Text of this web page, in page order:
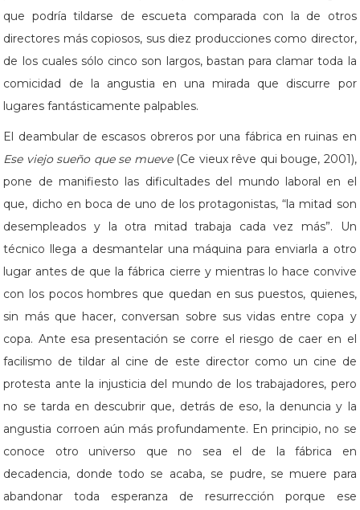
que podría tildarse de escueta comparada con la de otros
directores más copiosos, sus diez producciones como director,
de los cuales sólo cinco son largos, bastan para clamar toda la
comicidad de la angustia en una mirada que discurre por
lugares fantásticamente palpables.
El deambular de escasos obreros por una fábrica en ruinas en
Ese viejo sueño que se mueve (Ce vieux rêve qui bouge, 2001),
pone de manifiesto las dificultades del mundo laboral en el
que, dicho en boca de uno de los protagonistas, “la mitad son
desempleados y la otra mitad trabaja cada vez más”. Un
técnico llega a desmantelar una máquina para enviarla a otro
lugar antes de que la fábrica cierre y mientras lo hace convive
con los pocos hombres que quedan en sus puestos, quienes,
sin más que hacer, conversan sobre sus vidas entre copa y
copa. Ante esa presentación se corre el riesgo de caer en el
facilismo de tildar al cine de este director como un cine de
protesta ante la injusticia del mundo de los trabajadores, pero
no se tarda en descubrir que, detrás de eso, la denuncia y la
angustia corroen aún más profundamente. En principio, no se
conoce otro universo que no sea el de la fábrica en
decadencia, donde todo se acaba, se pudre, se muere para
abandonar toda esperanza de resurrección porque ese